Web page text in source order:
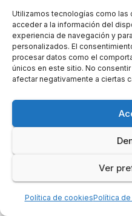
Utilizamos tecnologías como las
acceder a la información del
experiencia de navegación y
personalizados. El
procesar datos como el
únicos en este sitio. No
afectar negativamente a ciertas
Ver
Política de cookiesPolítica